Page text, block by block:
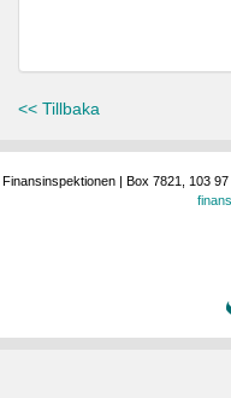
<< Tillbaka
Finansinspektionen | Box 7821, 103